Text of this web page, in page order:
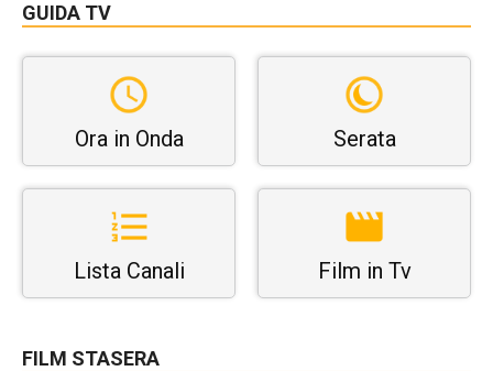
GUIDA TV
Ora in Onda Serata
Lista Canali Film in Tv
FILM STASERA